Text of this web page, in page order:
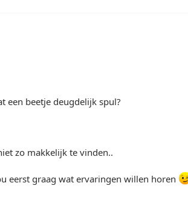
een beetje deugdelijk spul?
zo makkelijk te vinden..
eerst graag wat ervaringen willen horen